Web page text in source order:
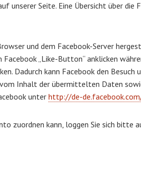
unserer Seite. Eine Übersicht über die
und dem Facebook-Server
„Like-Button“ anklicken
Dadurch kann Facebook den Besuch
Inhalt der übermittelten Daten
unter http://de-
zuordnen kann, loggen Sie sich bitte